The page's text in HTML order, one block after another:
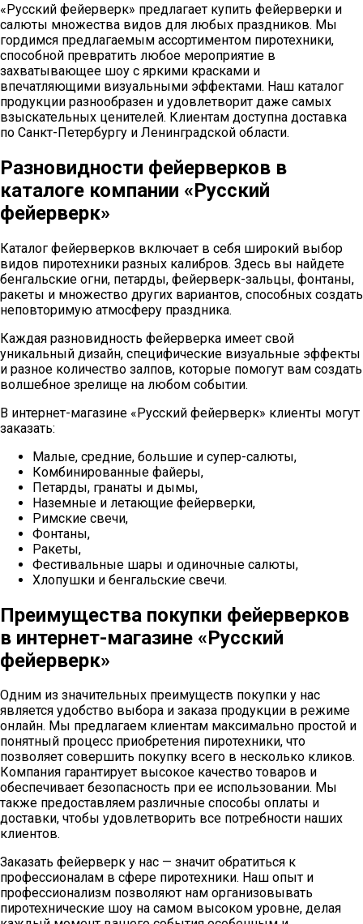
«Русский фейерверк» предлагает купить фейерверки и
салюты множества видов для любых праздников. Мы
гордимся предлагаемым ассортиментом пиротехники,
способной превратить любое мероприятие в
захватывающее шоу с яркими красками и
впечатляющими визуальными эффектами. Наш каталог
продукции разнообразен и удовлетворит даже самых
взыскательных ценителей. Клиентам доступна доставка
по Санкт-Петербургу и Ленинградской области.
Разновидности фейерверков в
каталоге компании «Русский
фейерверк»
Каталог фейерверков включает в себя широкий выбор
видов пиротехники разных калибров. Здесь вы найдете
бенгальские огни, петарды, фейерверк-зальцы, фонтаны,
ракеты и множество других вариантов, способных создать
неповторимую атмосферу праздника.
Каждая разновидность фейерверка имеет свой
уникальный дизайн, специфические визуальные эффекты
и разное количество залпов, которые помогут вам создать
волшебное зрелище на любом событии.
В интернет-магазине «Русский фейерверк» клиенты могут
заказать:
Малые, средние, большие и супер-салюты,
Комбинированные файеры,
Петарды, гранаты и дымы,
Наземные и летающие фейерверки,
Римские свечи,
Фонтаны,
Ракеты,
Фестивальные шары и одиночные салюты,
Хлопушки и бенгальские свечи.
Преимущества покупки фейерверков
в интернет-магазине «Русский
фейерверк»
Одним из значительных преимуществ покупки у нас
является удобство выбора и заказа продукции в режиме
онлайн. Мы предлагаем клиентам максимально простой и
понятный процесс приобретения пиротехники, что
позволяет совершить покупку всего в несколько кликов.
Компания гарантирует высокое качество товаров и
обеспечивает безопасность при ее использовании. Мы
также предоставляем различные способы оплаты и
доставки, чтобы удовлетворить все потребности наших
клиентов.
Заказать фейерверк у нас — значит обратиться к
профессионалам в сфере пиротехники. Наш опыт и
профессионализм позволяют нам организовывать
пиротехнические шоу на самом высоком уровне, делая